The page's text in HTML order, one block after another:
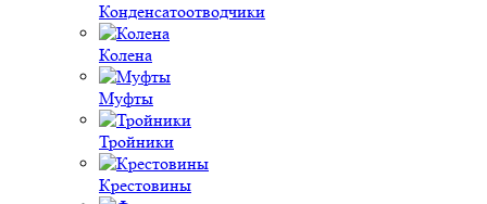
Конденсатоотводчики
Колена
Муфты
Тройники
Крестовины